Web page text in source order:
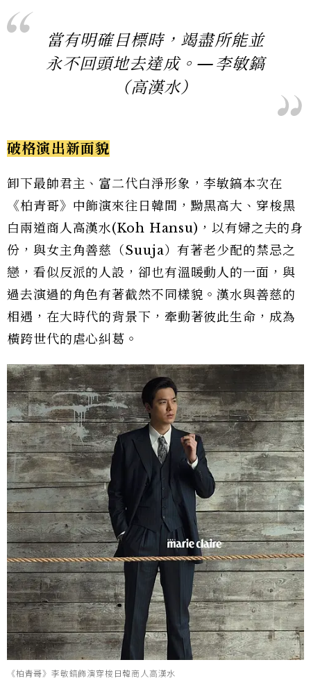
當有明確目標時，竭盡所能並
永不回頭地去達成。—李敏鎬
（高漢水）
破格演出新面貌
卸下最帥君主、富二代白淨形象，李敏鎬本次在
《柏青哥》中飾演來往日韓間，黝黑高大、穿梭黑
白兩道商人高漢水(Koh Hansu)，以有婦之夫的身
份，與女主角善慈（Suuja）有著老少配的禁忌之
戀，看似反派的人設，卻也有溫暖動人的一面，與
過去演過的角色有著截然不同樣貌。漢水與善慈的
相遇，在大時代的背景下，牽動著彼此生命，成為
橫跨世代的虐心糾葛。
《柏青哥》李敏鎬飾演穿梭日韓商人高漢水